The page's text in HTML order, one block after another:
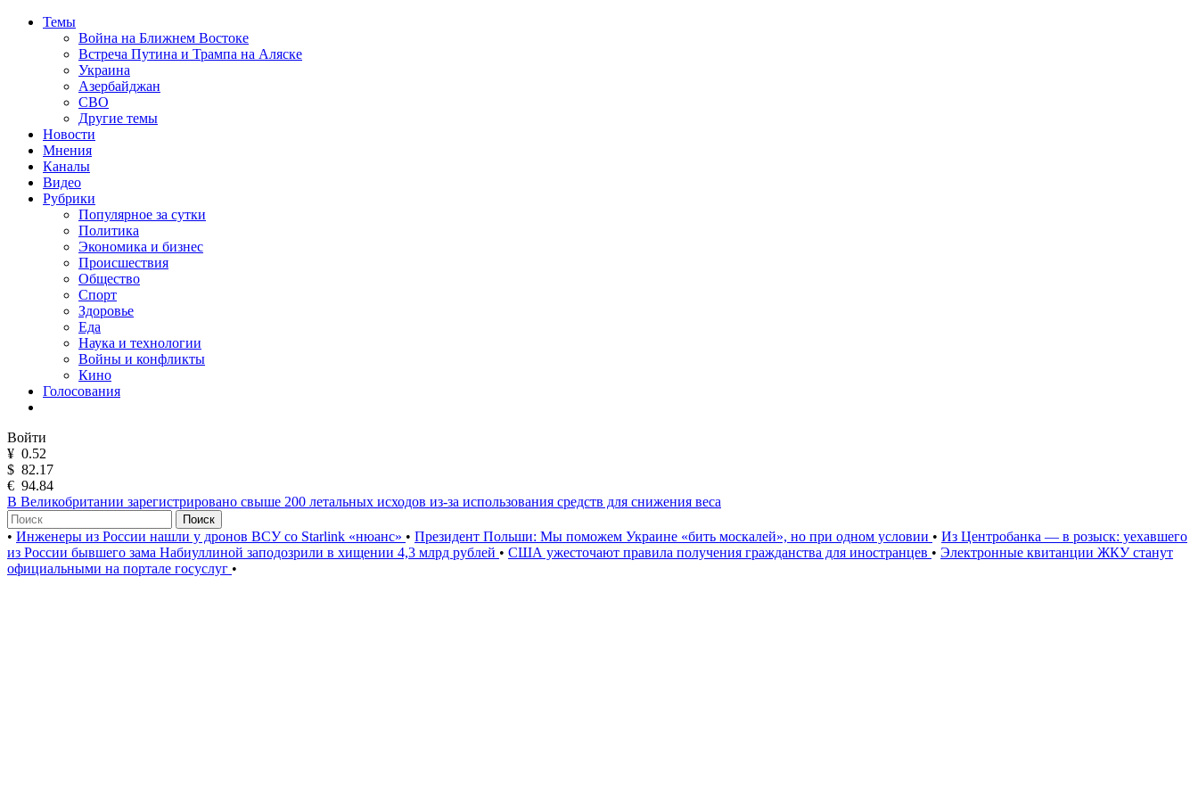
Темы
Война на Ближнем Востоке
Встреча Путина и Трампа на Аляске
Украина
Азербайджан
СВО
Другие темы
Новости
Мнения
Каналы
Видео
Рубрики
Популярное за сутки
Политика
Экономика и бизнес
Происшествия
Общество
Спорт
Здоровье
Еда
Наука и технологии
Войны и конфликты
Кино
Голосования
Войти
¥ 0.52
$ 82.17
€ 94.84
В Великобритании зарегистрировано свыше 200 летальных исходов из-за использования средств для снижения веса
Поиск
• Инженеры из России нашли у дронов ВСУ со Starlink «нюанс» • Президент Польши: Мы поможем Украине «бить москалей», но при одном условии • Из Центробанка — в розыск: уехавшего
из России бывшего зама Набиуллиной заподозрили в хищении 4,3 млрд рублей • США ужесточают правила получения гражданства для иностранцев • Электронные квитанции ЖКУ станут
официальными на портале госуслуг •